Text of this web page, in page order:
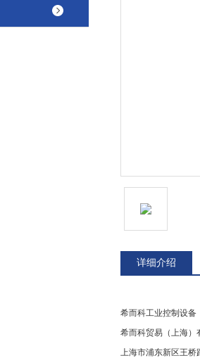
详细介绍
希而科工业控制设备
希而科贸易（上海）
上海市浦东新区王